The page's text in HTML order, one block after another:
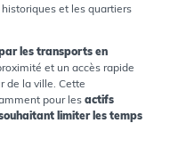
et les quartiers
les transports en
et un accès rapide
de la ville. Cette
pour les actifs
limiter les temps